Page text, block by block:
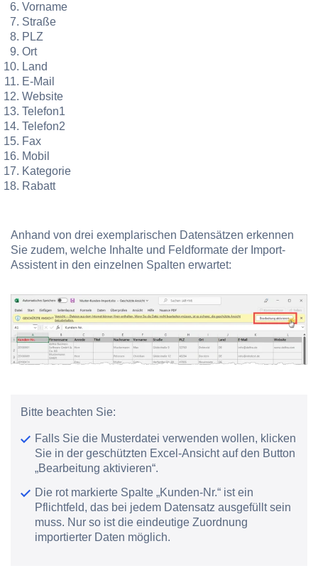
Vorname
Straße
PLZ
Ort
Land
E-Mail
Website
Telefon1
Telefon2
Fax
Mobil
Kategorie
Rabatt
Anhand von drei exemplarischen Datensätzen erkennen
Sie zudem, welche Inhalte und Feldformate der Import-
Assistent in den einzelnen Spalten erwartet:
Bitte beachten Sie:
Falls Sie die Musterdatei verwenden wollen, klicken
Sie in der geschützten Excel-Ansicht auf den Button
„Bearbeitung aktivieren“.
Die rot markierte Spalte „Kunden-Nr.“ ist ein
Pflichtfeld, das bei jedem Datensatz ausgefüllt sein
muss. Nur so ist die eindeutige Zuordnung
importierter Daten möglich.